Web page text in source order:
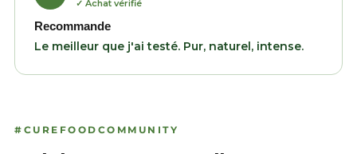
✓ Achat vérifié
Recommande
Le meilleur que j'ai testé. Pur, naturel, intense.
#CUREFOODCOMMUNITY